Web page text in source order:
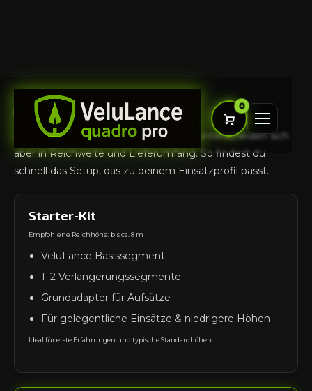
0
Es befinden sich keine Produkte im
Zum
springenKit-Vergleich
Alle Kits basieren auf der VeluLance – unterscheiden sich
aber in Reichweite und Lieferumfang. So findest du
schnell das Setup, das zu deinem Einsatzprofil passt.
Starter-Kit
Empfohlene Reichhöhe: bis ca. 8 m
VeluLance Basissegment
1–2 Verlängerungssegmente
Grundadapter für Aufsätze
Für gelegentliche Einsätze & niedrigere Höhen
Ideal für erste Erfahrungen und typische Standardhöhen.